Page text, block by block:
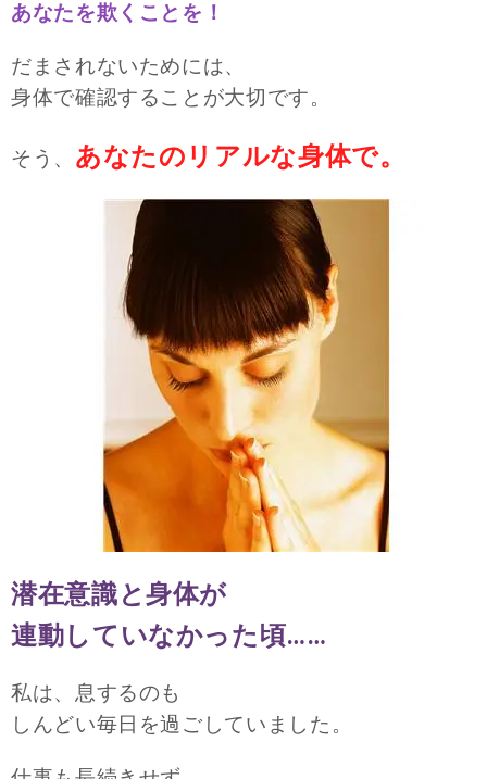
あなたを欺くことを！
だまされないためには、
身体で確認することが大切です。
そう、 あなたのリアルな身体で。
潜在意識と身体が
連動していなかった頃……
私は、息するのも
しんどい毎日を過ごしていました。